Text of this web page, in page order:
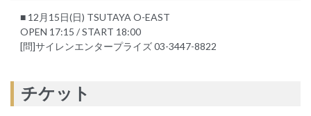
■ 12月15日(日) TSUTAYA O-EAST
OPEN 17:15 / START 18:00
[問]サイレンエンタープライズ 03-3447-8822
チケット